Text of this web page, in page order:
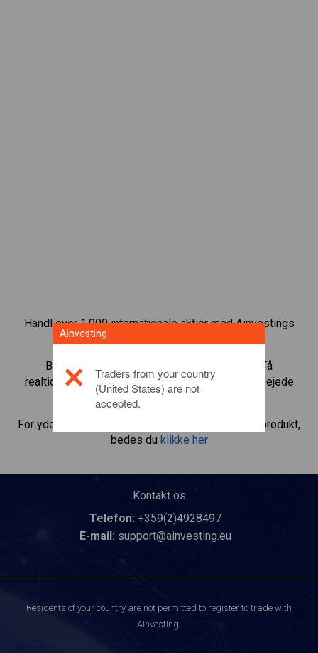
Handl over 1.000 internationale aktier med Ainvestings
CFD-handelsplatform.
Begynd at handle CFD’er med
. Få
realtidskurser og aktieudbytte, som hvis du selv ejede
aktien.
For yderligere oplysninger om dette investeringsprodukt,
bedes du klikke her
Kontakt os
Telefon: +359(2)4928497
E-mail: support@ainvesting.eu
Residents of your country are not permitted to register to trade with
Ainvesting.
Ainvesting
Traders from your country
(United States) are not
accepted.